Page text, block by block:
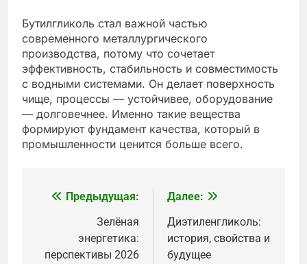
Бутилгликоль стал важной частью
современного металлургического
производства, потому что сочетает
эффективность, стабильность и совместимость
с водными системами. Он делает поверхность
чище, процессы — устойчивее, оборудование
— долговечнее. Именно такие вещества
формируют фундамент качества, который в
промышленности ценится больше всего.
Навигация
записям
Предыдущая:
Зелёная
энергетика:
перспективы 2026
Далее:
Диэтиленгликоль:
история, свойства и
будущее